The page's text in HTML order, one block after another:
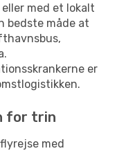
med et lokalt
bedste måde at
er
for trin
med